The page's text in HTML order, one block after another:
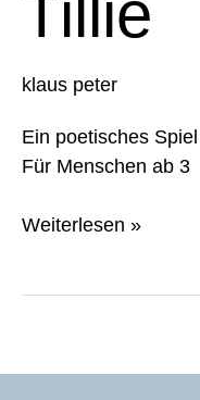
Tillie
klaus peter
Ein poetisches
Für Menschen ab 3
Weiterlesen »